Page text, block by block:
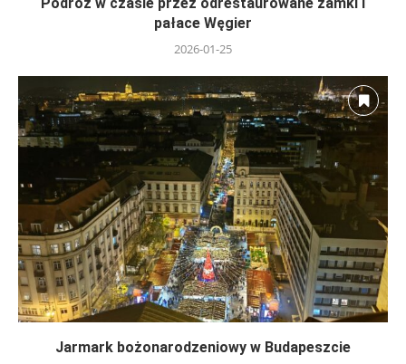
pałace Węgier
2026-01-25
Jarmark bożonarodzeniowy w Budapeszcie